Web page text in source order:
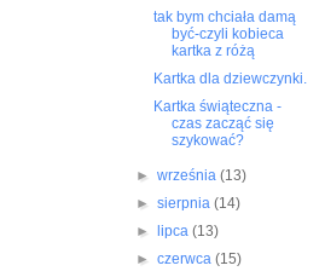
tak bym chciała damą
być-czyli kobieca
kartka z różą
Kartka dla dziewczynki.
Kartka świąteczna -
czas zacząć się
szykować?
► września (13)
► sierpnia (14)
►
lipca (13)
► czerwca (15)